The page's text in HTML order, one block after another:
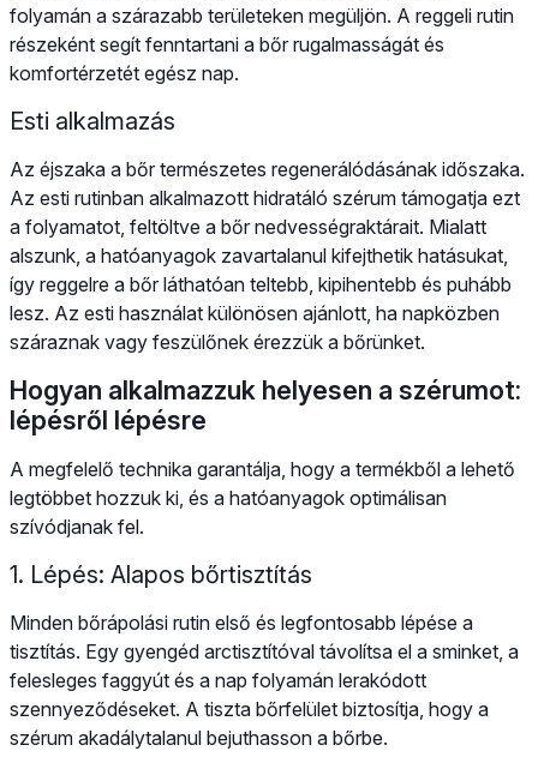
folyamán a szárazabb területeken megüljön. A reggeli rutin
részeként segít fenntartani a bőr rugalmasságát és
komfortérzetét egész nap.
Esti alkalmazás
Az éjszaka a bőr természetes regenerálódásának időszaka.
Az esti rutinban alkalmazott hidratáló szérum támogatja ezt
a folyamatot, feltöltve a bőr nedvességraktárait. Mialatt
alszunk, a hatóanyagok zavartalanul kifejthetik hatásukat,
így reggelre a bőr láthatóan teltebb, kipihentebb és puhább
lesz. Az esti használat különösen ajánlott, ha napközben
száraznak vagy feszülőnek érezzük a bőrünket.
Hogyan alkalmazzuk helyesen a szérumot:
lépésről lépésre
A megfelelő technika garantálja, hogy a termékből a lehető
legtöbbet hozzuk ki, és a hatóanyagok optimálisan
szívódjanak fel.
1. Lépés: Alapos bőrtisztítás
Minden bőrápolási rutin első és legfontosabb lépése a
tisztítás. Egy gyengéd arctisztítóval távolítsa el a sminket, a
felesleges faggyút és a nap folyamán lerakódott
szennyeződéseket. A tiszta bőrfelület biztosítja, hogy a
szérum akadálytalanul bejuthasson a bőrbe.